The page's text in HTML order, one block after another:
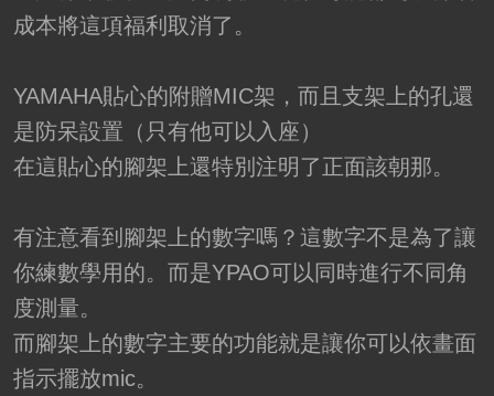
成本將這項福利取消了。
YAMAHA貼心的附贈MIC架，而且支架上的孔還
是防呆設置（只有他可以入座）
在這貼心的腳架上還特別注明了正面該朝那。
有注意看到腳架上的數字嗎？這數字不是為了讓
你練數學用的。而是YPAO可以同時進行不同角
度測量。
而腳架上的數字主要的功能就是讓你可以依畫面
指示擺放mic。